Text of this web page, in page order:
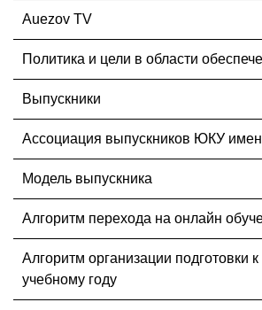
Auezov TV
Политика и цели в области
Выпускники
Ассоциация выпускников ЮКУ
Модель выпускника
Алгоритм перехода на онлайн
Алгоритм организации подготовки
учебному году